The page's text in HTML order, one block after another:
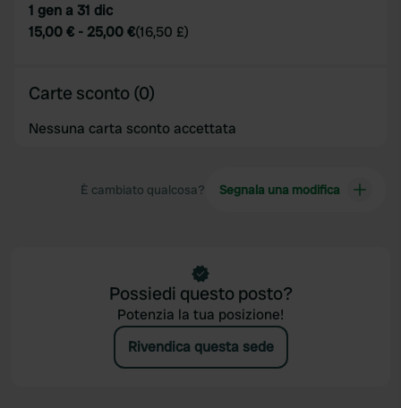
1 gen a 31 dic
15,00 € - 25,00 €(16,50 £)
Carte sconto (0)
Nessuna carta sconto accettata
È cambiato qualcosa? Segnala una modifica
Possiedi questo posto?
Potenzia la tua posizione!
Rivendica questa sede